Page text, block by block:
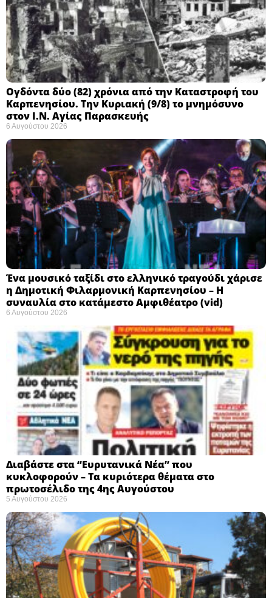
Ογδόντα δύο (82) χρόνια από την Καταστροφή του
Καρπενησίου. Την Κυριακή (9/8) το μνημόσυνο
στον Ι.Ν. Αγίας Παρασκευής
6 Αυγούστου 2026
Ένα μουσικό ταξίδι στο ελληνικό τραγούδι χάρισε
η Δημοτική Φιλαρμονική Καρπενησίου – Η
συναυλία στο κατάμεστο Αμφιθέατρο (vid)
6 Αυγούστου 2026
Διαβάστε στα “Ευρυτανικά Νέα” που
κυκλοφορούν – Τα κυριότερα θέματα στο
πρωτοσέλιδο της 4ης Αυγούστου
5 Αυγούστου 2026